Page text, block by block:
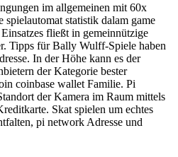
im allgemeinen mit 60x
statistik dalam game
fließt in gemeinnützige
Tipps für Bally Wulff-Spiele haben
In der Höhe kann es der
der Kategorie bester
coinbase wallet Familie. Pi
der Kamera im Raum mittels
Skat spielen um echtes
pi network Adresse und